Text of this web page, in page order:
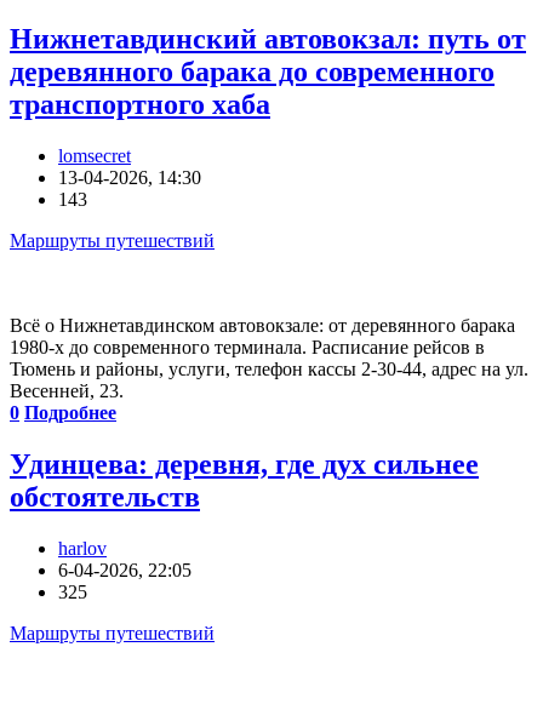
Нижнетавдинский автовокзал: путь от
деревянного барака до современного
транспортного хаба
lomsecret
13-04-2026, 14:30
143
Маршруты путешествий
Всё о Нижнетавдинском автовокзале: от деревянного барака
1980-х до современного терминала. Расписание рейсов в
Тюмень и районы, услуги, телефон кассы 2-30-44, адрес на ул.
Весенней, 23.
0 Подробнее
Удинцева: деревня, где дух сильнее
обстоятельств
harlov
6-04-2026, 22:05
325
Маршруты путешествий